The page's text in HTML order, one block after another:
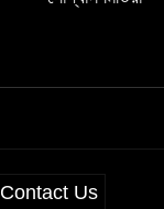
Contact Us